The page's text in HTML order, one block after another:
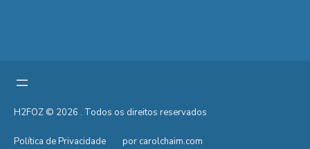
H2FOZ © 2026 . Todos os direitos reservados
Política de Privacidade por carolchaim.com